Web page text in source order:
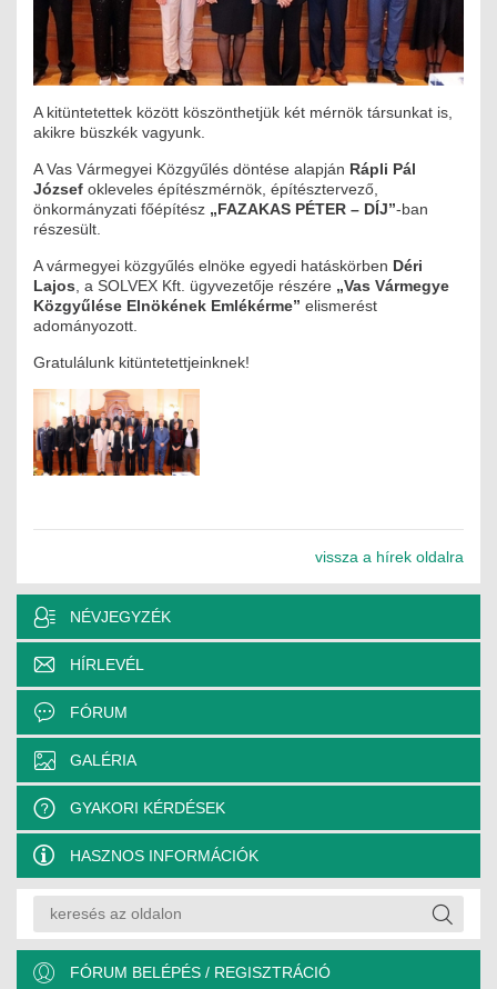
MŰKÖDÉSI DOKUMENTUMOK
KÖZÉRDEKŰ ADATOK
NYOMTATVÁNYOK
SZAKCSOPORTOK
ELEKTROTECHNIKAI
ÉPÜLETGÉPÉSZETI
GEODÉZIAI ÉS GEOINFORMATIKAI
KÖRNYEZETVÉDELMI
KÖZLEKEDÉSI
TARTÓSZERKEZETI
HÍREK
KÉPZÉSEK
TOVÁBBKÉPZÉSI KÖTELEZETTSÉGEK
JOGI KÖTELEZETTSÉGEK
SZAKMAI KÖTELEZETTSÉGEK
MÉRNÖKI VÁLLALKOZÁSOK
MÉRNÖKI VÁLLALKOZÁSOK
A kitüntetettek között köszönthetjük két mérnök társunkat is,
akikre büszkék vagyunk.
A Vas Vármegyei Közgyűlés döntése alapján Rápli Pál
József okleveles építészmérnök, építésztervező,
önkormányzati főépítész „FAZAKAS PÉTER – DÍJ”-ban
részesült.
A vármegyei közgyűlés elnöke egyedi hatáskörben Déri
Lajos , a SOLVEX Kft. ügyvezetője részére „Vas Vármegye
Közgyűlése Elnökének Emlékérme” elismerést
adományozott.
Gratulálunk kitüntetettjeinknek!
vissza a hírek oldalra
NÉVJEGYZÉK
HÍRLEVÉL
FÓRUM
GALÉRIA
GYAKORI KÉRDÉSEK
HASZNOS INFORMÁCIÓK
FÓRUM BELÉPÉS / REGISZTRÁCIÓ